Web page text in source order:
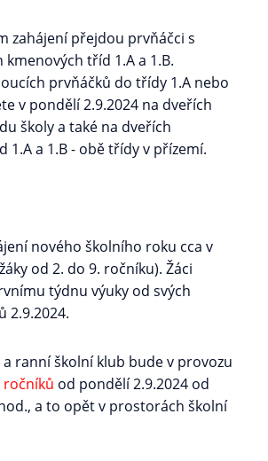
zahájení přejdou prvňáčci s
tříd 1.A a 1.B.
prvňáčků do třídy 1.A nebo
v pondělí 2.9.2024 na dveřích
školy a také na dveřích
1.A a 1.B - obě třídy v přízemí.
nového školního roku cca v
od 2. do 9. ročníku). Žáci
týdnu výuky od svých
2.9.2024.
ranní školní klub bude v provozu
ročníků od pondělí 2.9.2024 od
a to opět v prostorách školní